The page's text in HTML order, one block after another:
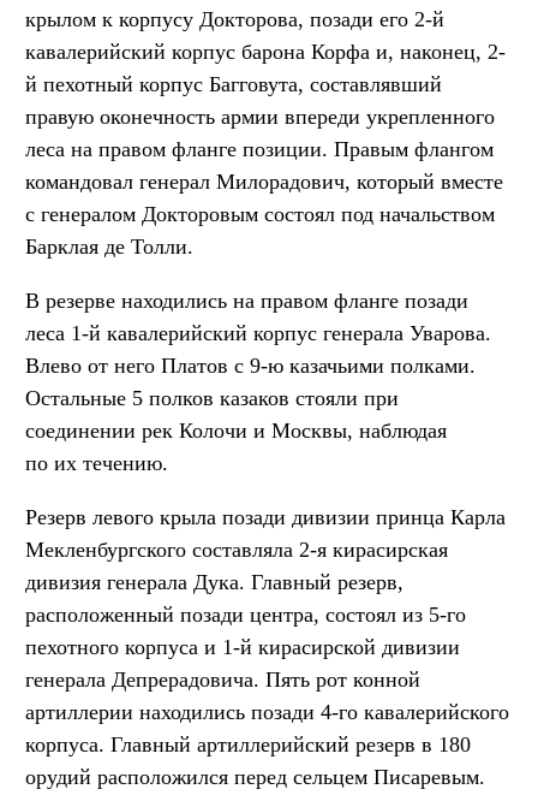
крылом к корпусу Докторова, позади его 2-й
кавалерийский корпус барона Корфа и, наконец, 2-
й пехотный корпус Багговута, составлявший
правую оконечность армии впереди укрепленного
леса на правом фланге позиции. Правым флангом
командовал генерал Милорадович, который вместе
с генералом Докторовым состоял под начальством
Барклая де Толли.
В резерве находились на правом фланге позади
леса 1-й кавалерийский корпус генерала Уварова.
Влево от него Платов с 9-ю казачьими полками.
Остальные 5 полков казаков стояли при
соединении рек Колочи и Москвы, наблюдая
по их течению.
Резерв левого крыла позади дивизии принца Карла
Мекленбургского составляла 2-я кирасирская
дивизия генерала Дука. Главный резерв,
расположенный позади центра, состоял из 5-го
пехотного корпуса и 1-й кирасирской дивизии
генерала Депрерадовича. Пять рот конной
артиллерии находились позади 4-го кавалерийского
корпуса. Главный артиллерийский резерв в 180
орудий расположился перед сельцем Писаревым.